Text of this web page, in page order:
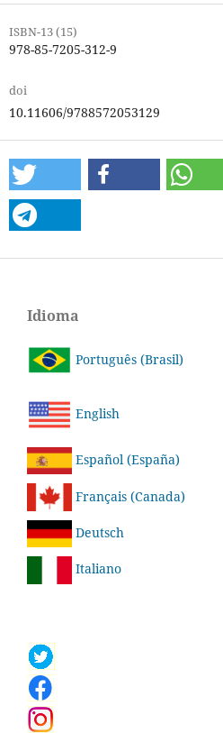
ISBN-13 (15)
978-85-7205-312-9
doi
10.11606/9788572053129
Idioma
Português (Brasil)
English
Español (España)
Français (Canada)
Deutsch
Italiano